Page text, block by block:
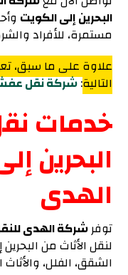
البحرين إلى الكويت
مستمرة، للأفراد
علاوة على ما سبق،
التالية:شركة نقل عفش
خدمات
البحرين
الهدى
توفرشركة الهدى
لنقل الأثاث من
الشقق، الفلل،